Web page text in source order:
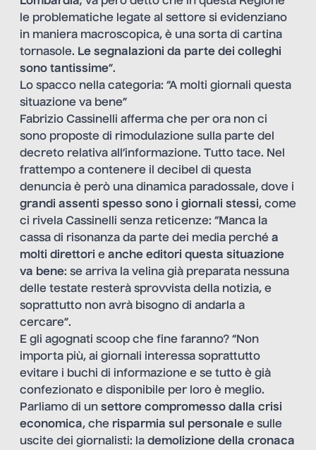
le problematiche legate al settore si evidenziano
in maniera macroscopica, è una sorta di cartina
tornasole. Le segnalazioni da parte dei colleghi
sono tantissime”.
Lo spacco nella categoria: “A molti giornali questa
situazione va bene”
Fabrizio Cassinelli afferma che per ora non ci
sono proposte di rimodulazione sulla parte del
decreto relativa all’informazione. Tutto tace. Nel
frattempo a contenere il decibel di questa
denuncia è però una dinamica paradossale, dove i
grandi assenti spesso sono i giornali stessi, come
ci rivela Cassinelli senza reticenze: “Manca la
cassa di risonanza da parte dei media perché a
molti direttori e anche editori questa situazione
va bene: se arriva la velina già preparata nessuna
delle testate resterà sprovvista della notizia, e
soprattutto non avrà bisogno di andarla a
cercare”.
E gli agognati scoop che fine faranno? “Non
importa più, ai giornali interessa soprattutto
evitare i buchi di informazione e se tutto è già
confezionato e disponibile per loro è meglio.
Parliamo di un settore compromesso dalla crisi
economica, che risparmia sul personale e sulle
uscite dei giornalisti: la demolizione della cronaca